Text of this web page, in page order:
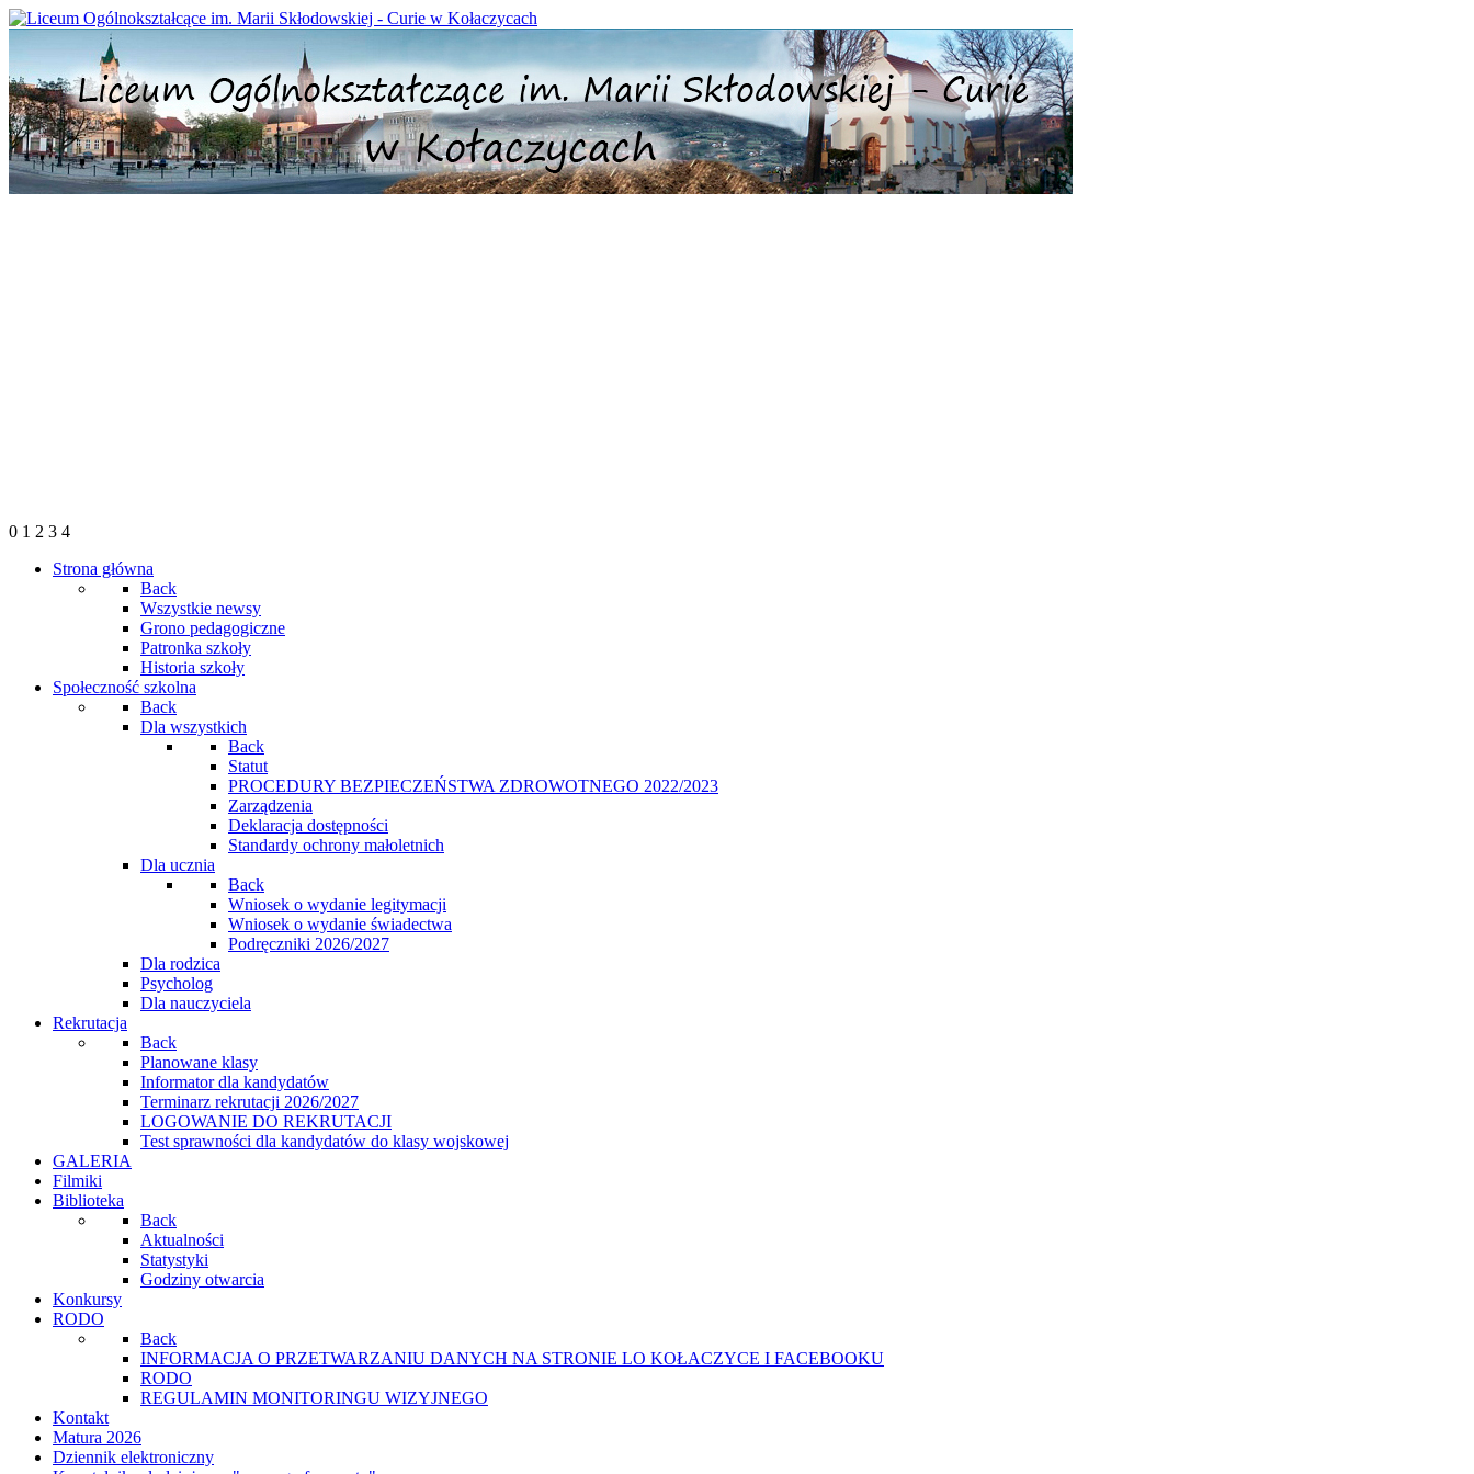
0 1 2 3 4
Strona główna
Back
Wszystkie newsy
Grono pedagogiczne
Patronka szkoły
Historia szkoły
Społeczność szkolna
Back
Dla wszystkich
Back
Statut
PROCEDURY BEZPIECZEŃSTWA ZDROWOTNEGO 2022/2023
Zarządzenia
Deklaracja dostępności
Standardy ochrony małoletnich
Dla ucznia
Back
Wniosek o wydanie legitymacji
Wniosek o wydanie świadectwa
Podręczniki 2026/2027
Dla rodzica
Psycholog
Dla nauczyciela
Rekrutacja
Back
Planowane klasy
Informator dla kandydatów
Terminarz rekrutacji 2026/2027
LOGOWANIE DO REKRUTACJI
Test sprawności dla kandydatów do klasy wojskowej
GALERIA
Filmiki
Biblioteka
Back
Aktualności
Statystyki
Godziny otwarcia
Konkursy
RODO
Back
INFORMACJA O PRZETWARZANIU DANYCH NA STRONIE LO KOŁACZYCE I FACEBOOKU
RODO
REGULAMIN MONITORINGU WIZYJNEGO
Kontakt
Matura 2026
Dziennik elektroniczny